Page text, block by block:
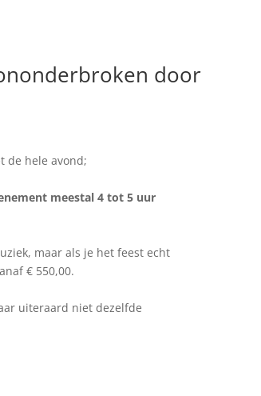
door
de hele avond;
meestal 4 tot 5 uur
maar als je het feest echt
€ 550,00.
uiteraard niet dezelfde